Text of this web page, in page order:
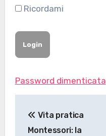
Ricordami
Password dimenticata
articoli
Vita pratica
Montessori: la